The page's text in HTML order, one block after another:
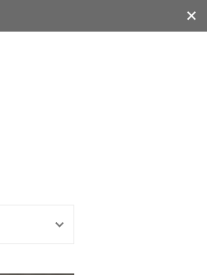
關閉